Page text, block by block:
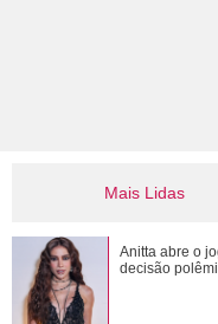
Mais Lidas
Apaixonados!
trocam beijos
Anitta abre o
decisão